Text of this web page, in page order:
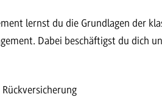
lernst du die Grundlagen der
Dabei beschäftigst du dich